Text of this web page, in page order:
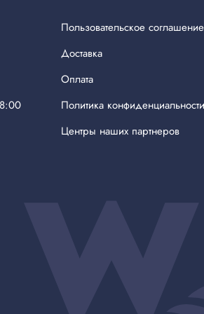
Пользовательское соглашение
Доставка
Оплата
Политика конфиденциальности
Центры наших партнеров